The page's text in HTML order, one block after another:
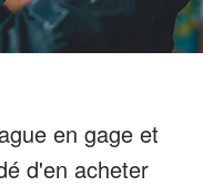
en gage et
d'en acheter